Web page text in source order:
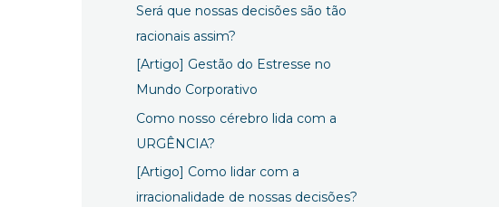
Será que nossas decisões são tão
racionais assim?
[Artigo] Gestão do Estresse no
Mundo Corporativo
Como nosso cérebro lida com a
URGÊNCIA?
[Artigo] Como lidar com a
irracionalidade de nossas decisões?